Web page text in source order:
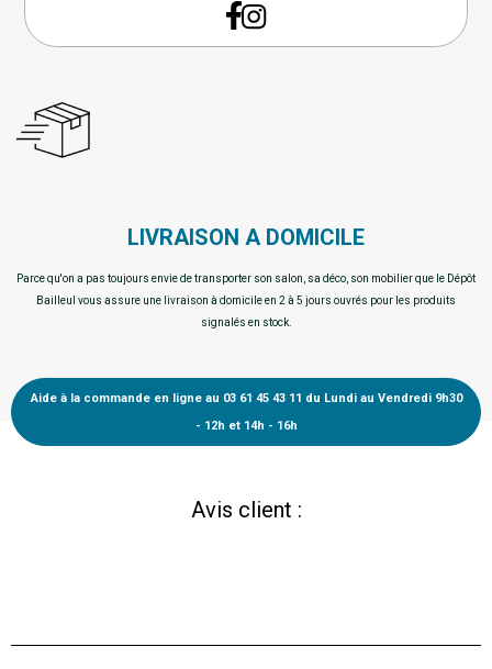
LIVRAISON A DOMICILE
Parce qu'on a pas toujours envie de transporter son salon, sa déco, son mobilier que le Dépôt
Bailleul vous assure une livraison à domicile en 2 à 5 jours ouvrés pour les produits
signalés en stock.
Aide à la commande en ligne au 03 61 45 43 11 du Lundi au Vendredi 9h30
- 12h et 14h - 16h
Avis client :